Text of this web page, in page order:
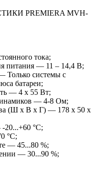
PREMIERA MVH-
тока;
питания — 11 – 14,4 В;
Только системы с
батареи;
— 4 x 55 Вт;
— 4-8 Ом;
(Ш x В x Г) — 178 x 50 x
20...+60 °С;
°С;
— 45...80 %;
— 30...90 %;